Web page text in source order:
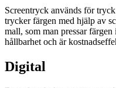
Screentryck används för
trycker färgen med hjälp av
mall, som man pressar
hållbarhet och är
Digital